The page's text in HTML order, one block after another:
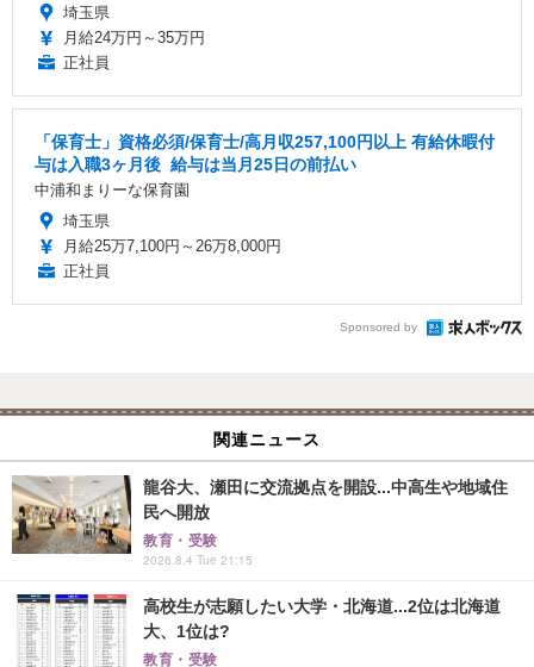
埼玉県
月給24万円～35万円
正社員
「保育士」資格必須/保育士/️高月収257,100円以上 ️有給休暇付
与は入職3ヶ月後 ️ 給与は当月25日の前払い
中浦和まりーな保育園
埼玉県
月給25万7,100円～26万8,000円
正社員
Sponsored by
関連ニュース
龍谷大、瀬田に交流拠点を開設...中高生や地域住
民へ開放
教育・受験
2026.8.4 Tue 21:15
高校生が志願したい大学・北海道...2位は北海道
大、1位は?
教育・受験